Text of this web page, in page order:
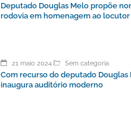
Deputado Douglas Melo propõe
rodovia em homenagem ao locutor
21 maio 2024 Sem categoria
Com recurso do deputado Douglas
inaugura auditório moderno